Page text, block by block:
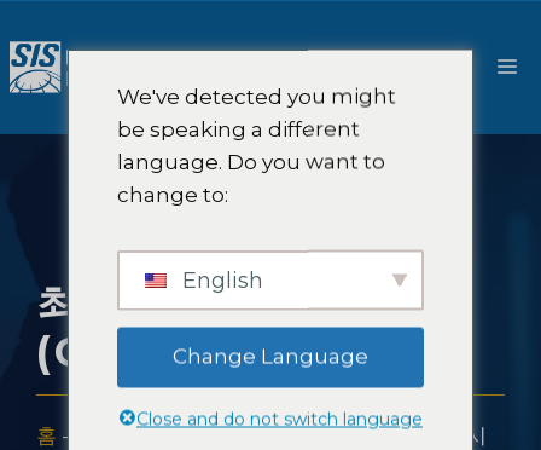
텐
츠
메
최고 투자 책임자
(CIO) 시장 조사
홈 - 전문적 지식-산업-최고 투자 책임자(CIO) 시
We've detected you might
be speaking a different
language. Do you want to
change to:
English
Change Language
Close and do not switch language